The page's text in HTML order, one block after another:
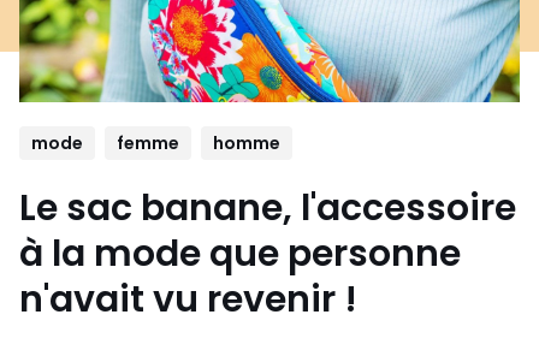
mode femme homme
Le sac banane, l'accessoire
à la mode que personne
n'avait vu revenir !